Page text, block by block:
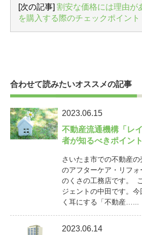
[次の記事] 割安な価格には理由が
を購入する際のチェックポイント
合わせて読みたいオススメの記事
2023.06.15
不動産流通機構「レ
者が知るべきポイン
さいたま市での不動産
のアフターケア・リフ
のくさの工務店です。
ジェントの中田です。
く耳にする「不動産…...
2023.06.14